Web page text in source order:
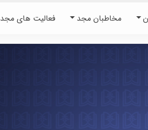
مخاطبان مجد فعالیت های مجد